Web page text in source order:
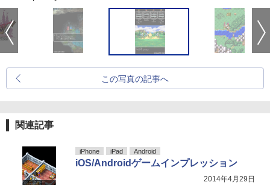
この写真の記事へ
関連記事
iPhone iPad Android
iOS/Androidゲームインプレッション
2014年4月29日